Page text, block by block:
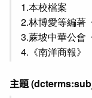
1.本校檔案
2.林博愛等編著
3.蔴坡中華公會
4.《南洋商報》
主題